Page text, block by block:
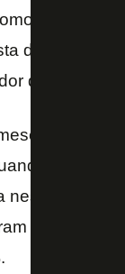
quarto
de
do sub-20 e
no
aceitou
nesta
39 jogos,